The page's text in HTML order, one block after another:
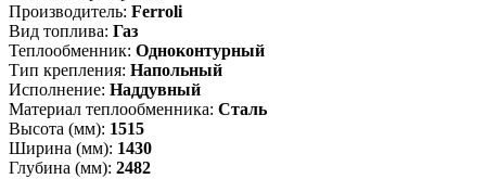
Производитель: Ferroli
Вид топлива: Газ
Теплообменник: Одноконтурный
Тип крепления: Напольный
Исполнение: Наддувный
Материал теплообменника: Сталь
Высота (мм): 1515
Ширина (мм): 1430
Глубина (мм): 2482